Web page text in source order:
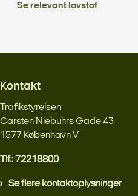
Se relevant lovstof
Kontakt
Trafikstyrelsen
Carsten Niebuhrs Gade 43
1577 København V
Tlf.: 72218800
Se flere kontaktoplysninger